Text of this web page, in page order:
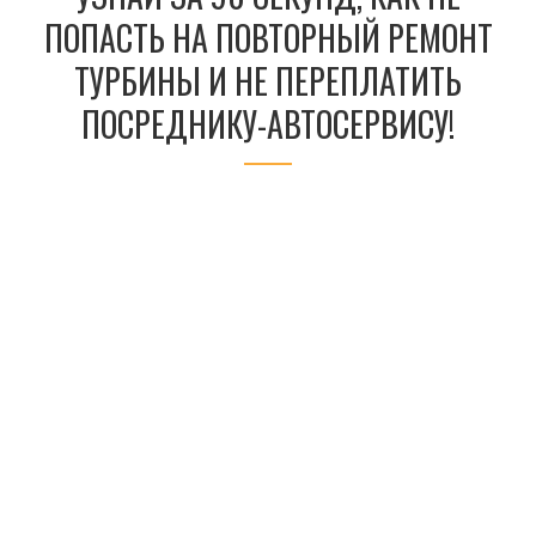
ПОПАСТЬ НА ПОВТОРНЫЙ РЕМОНТ
ТУРБИНЫ И НЕ ПЕРЕПЛАТИТЬ
ПОСРЕДНИКУ-АВТОСЕРВИСУ!